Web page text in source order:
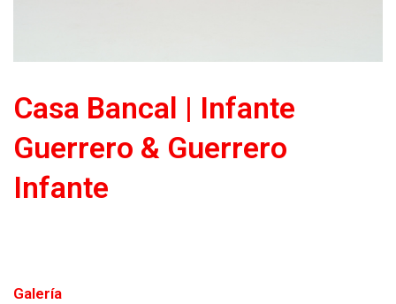
Casa Bancal | Infante
Guerrero & Guerrero
Infante
Galería